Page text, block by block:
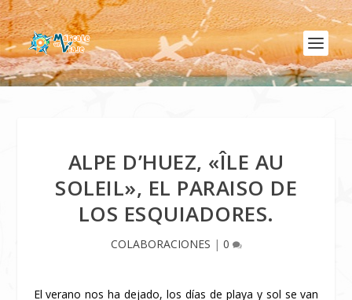
ALPE D’HUEZ, «ÎLE AU
SOLEIL», EL PARAISO DE
LOS ESQUIADORES.
COLABORACIONES | 0
El verano nos ha dejado, los días de playa y sol se van